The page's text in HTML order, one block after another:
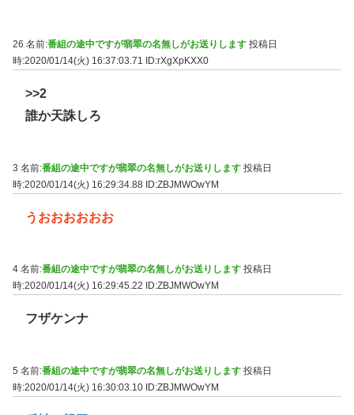
26 名前:番組の途中ですが翡翠の名無しがお送りします 投稿日
時:2020/01/14(火) 16:37:03.71
ID:rXgXpKXX0
>>2
誰か天誅しろ
3 名前:番組の途中ですが翡翠の名無しがお送りします 投稿日
時:2020/01/14(火) 16:29:34.88 ID:ZBJMWOwYM
うおおおおおお
4 名前:番組の途中ですが翡翠の名無しがお送りします 投稿日
時:2020/01/14(火) 16:29:45.22
ID:ZBJMWOwYM
フザケンナ
5 名前:番組の途中ですが翡翠の名無しがお送りします 投稿日
時:2020/01/14(火) 16:30:03.10 ID:ZBJMWOwYM